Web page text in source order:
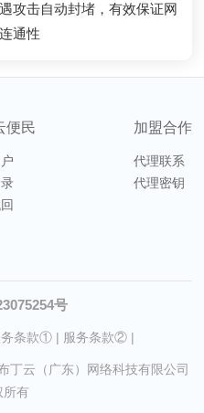
电脑，不卡顿，稳定挂机项
盾防火墙，有效为您的业务
航
攻击自动封堵，有效保证网
通性
您开展业务的优选方案
的需求，建议使用线路套
Ubuntu/Windows
电脑，不卡顿，稳定挂机项
盾防火墙，有效为您的业务
航
便民 加盟合作
代理联系
代理密钥
号
务条款① | 服务条款② |
丁云（广东）网络科技有限公司
有